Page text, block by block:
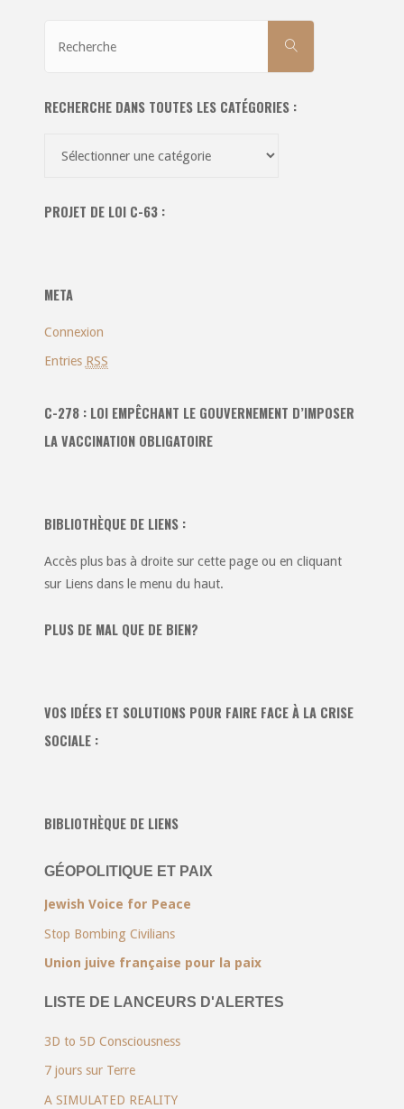
RECHERCHE
RECHERCHE DANS TOUTES LES CATÉGORIES :
les
PROJET DE LOI C-63 :
META
Connexion
Entries RSS
C-278 : LOI EMPÊCHANT LE GOUVERNEMENT D’IMPOSER
LA VACCINATION OBLIGATOIRE
BIBLIOTHÈQUE DE LIENS :
Accès plus bas à droite sur cette page ou en cliquant
sur Liens dans le menu du haut.
PLUS DE MAL QUE DE BIEN?
VOS IDÉES ET SOLUTIONS POUR FAIRE FACE À LA CRISE
SOCIALE :
BIBLIOTHÈQUE DE LIENS
GÉOPOLITIQUE ET PAIX
Jewish Voice for Peace
Stop Bombing Civilians
Union juive française pour la paix
LISTE DE LANCEURS D'ALERTES
3D to 5D Consciousness
7 jours sur Terre
A SIMULATED REALITY